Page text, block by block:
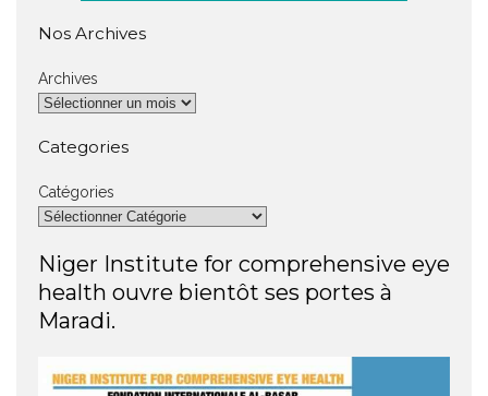
Nos Archives
Archives
Categories
Catégories
Niger Institute for comprehensive eye
health ouvre bientôt ses portes à
Maradi.